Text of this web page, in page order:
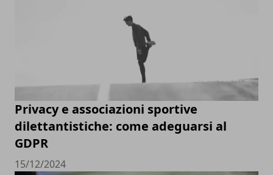
Privacy e associazioni sportive
dilettantistiche: come adeguarsi al
GDPR
15/12/2024